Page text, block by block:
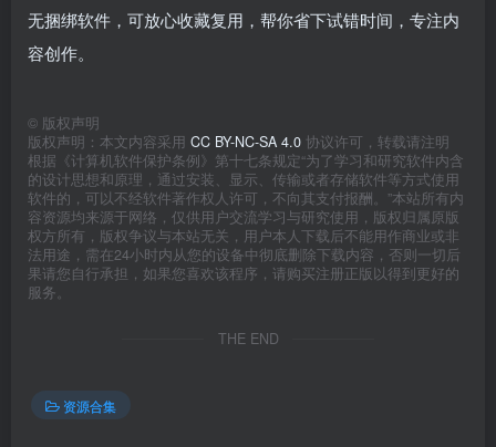
无捆绑软件，可放心收藏复用，帮你省下试错时间，专注内
容创作。
© 版权声明
版权声明：本文内容采用 CC BY-NC-SA 4.0 协议许可，转载请注明
根据《计算机软件保护条例》第十七条规定“为了学习和研究软件内含
的设计思想和原理，通过安装、显示、传输或者存储软件等方式使用
软件的，可以不经软件著作权人许可，不向其支付报酬。”本站所有内
容资源均来源于网络，仅供用户交流学习与研究使用，版权归属原版
权方所有，版权争议与本站无关，用户本人下载后不能用作商业或非
法用途，需在24小时内从您的设备中彻底删除下载内容，否则一切后
果请您自行承担，如果您喜欢该程序，请购买注册正版以得到更好的
服务。
THE END
资源合集